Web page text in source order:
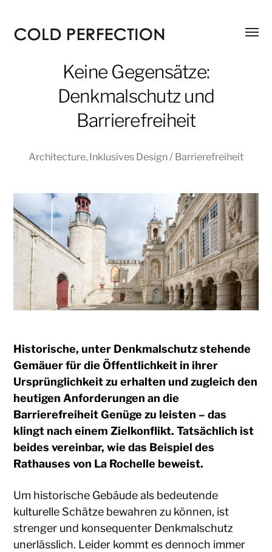
PERFECTION
Menü
Keine Gegensätze:
Denkmalschutz und
Barrierefreiheit
Architecture, Inklusives Design / Barrierefreiheit
Historische, unter Denkmalschutz stehende
Gemäuer für die Öffentlichkeit in ihrer
Ursprünglichkeit zu erhalten und zugleich den
heutigen Anforderungen an die
Barrierefreiheit Genüge zu leisten – das
klingt nach einem Zielkonflikt. Tatsächlich ist
beides vereinbar, wie das Beispiel des
Rathauses von La Rochelle beweist.
Um historische Gebäude als bedeutende
kulturelle Schätze bewahren zu können, ist
strenger und konsequenter Denkmalschutz
unerlässlich. Leider kommt es dennoch immer